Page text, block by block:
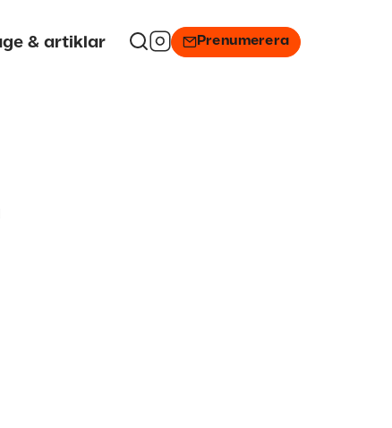
& artiklar Prenumerera